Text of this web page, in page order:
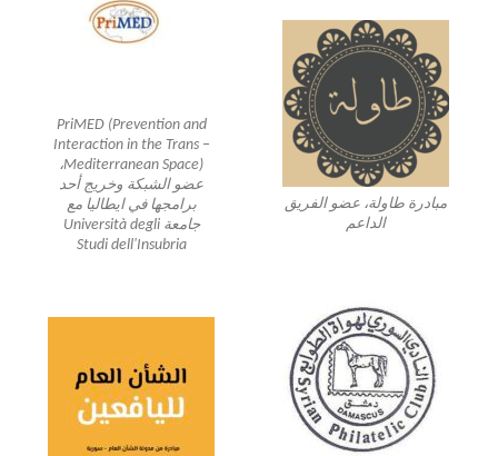
PriMED (Prevention and
Interaction in the Trans –
Mediterranean Space)،
عضو الشبكة وخريج أحد
برامجها في ايطاليا مع
جامعة Università degli
Studi dell'Insubria
مبادرة طاولة، عضو الفريق
الداعم